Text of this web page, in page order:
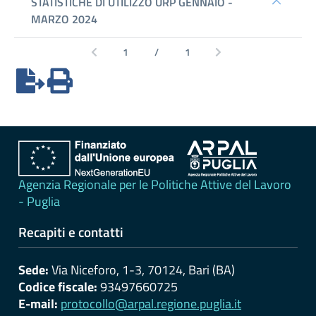
Agenzia Regionale per le Politiche Attive del Lavoro
- Puglia
Recapiti e contatti
Sede:Via Niceforo, 1-3, 70124, Bari (BA)
Codice fiscale:93497660725
E-mail: protocollo@arpal.regione.puglia.it
Pagamenti
dell'amministrazione
Opere
Pianificazione
governo
del
territorio
Informazioni
ambientali